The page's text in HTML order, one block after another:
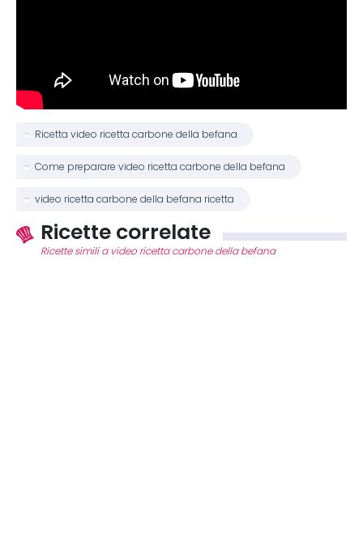
Ricetta video ricetta carbone della befana
Come preparare video ricetta carbone della befana
video ricetta carbone della befana ricetta
Ricette correlate
Ricette simili a video ricetta carbone della befana